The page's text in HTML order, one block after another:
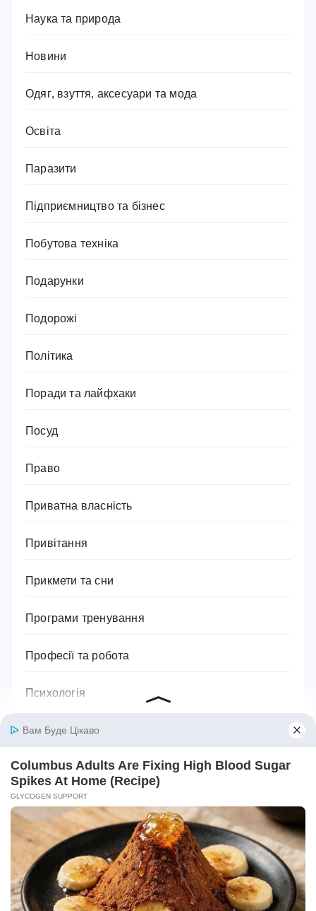
Наука та природа
Новини
Одяг, взуття, аксесуари та мода
Освіта
Паразити
Підприємництво та бізнес
Побутова техніка
Подарунки
Подорожі
Політика
Поради та лайфхаки
Посуд
Право
Приватна власність
Привітання
Прикмети та сни
Програми тренування
Професії та робота
Психологія
Релігія
Розваги
Садівництво та рослини
Сантехніка
Своїми руками